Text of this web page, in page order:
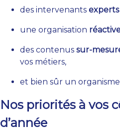
des intervenants experts
une organisation
des contenus sur-
vos métiers,
et bien sûr un organisme
Nos priorités à vos
d’année